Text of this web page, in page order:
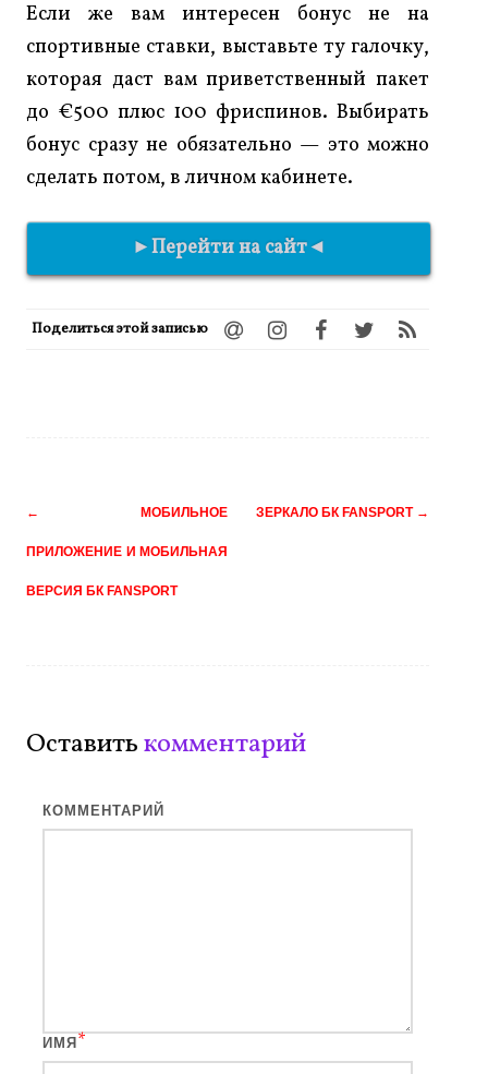
Если же вам интересен бонус не на
спортивные ставки, выставьте ту галочку,
которая даст вам приветственный пакет
до €500 плюс 100 фриспинов. Выбирать
бонус сразу не обязательно — это можно
сделать потом, в личном кабинете.
►Перейти на сайт◄
Поделиться этой записью
← МОБИЛЬНОЕ
ПРИЛОЖЕНИЕ И МОБИЛЬНАЯ
ВЕРСИЯ БК FANSPORT
ЗЕРКАЛО БК FANSPORT →
Оставитькомментарий
КОММЕНТАРИЙ
ИМЯ *